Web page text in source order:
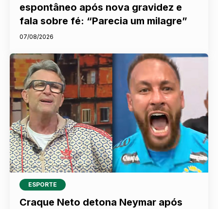
espontâneo após nova gravidez e
fala sobre fé: “Parecia um milagre”
07/08/2026
ESPORTE
Craque Neto detona Neymar após